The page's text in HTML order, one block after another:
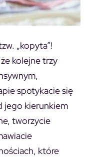
„kopyta”!
kolejne trzy
spotykacie się
jego kierunkiem
tworzycie
które